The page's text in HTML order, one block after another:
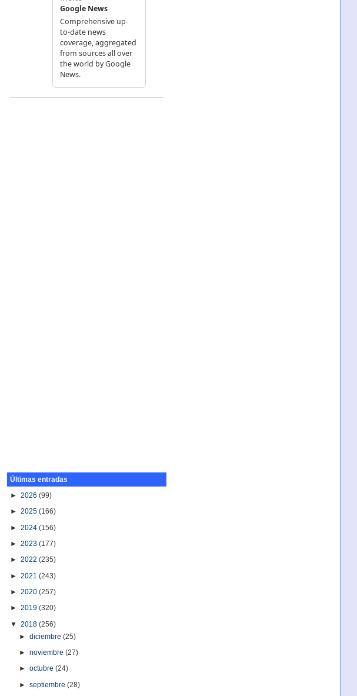
Últimas entradas
►2026(99)
►2025(166)
►2024(156)
►2023(177)
►2022(235)
►2021(243)
►2020(257)
►2019(320)
▼2018(256)
►diciembre(25)
►noviembre(27)
►octubre(24)
►septiembre(28)